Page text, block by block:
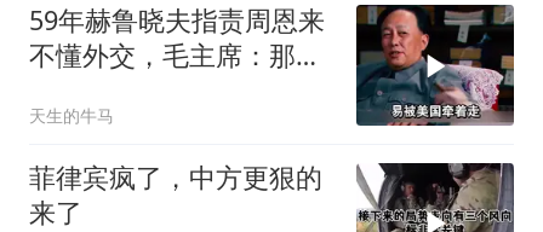
59年赫鲁晓夫指责周恩来
不懂外交，毛主席：那我
天生的牛马
菲律宾疯了，中方更狠的
来了